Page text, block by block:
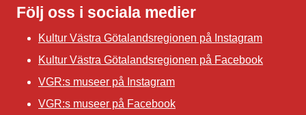
Följ oss i sociala medier
Kultur Västra Götalandsregionen på Instagram
Kultur Västra Götalandsregionen på Facebook
VGR:s museer på Instagram
VGR:s museer på Facebook